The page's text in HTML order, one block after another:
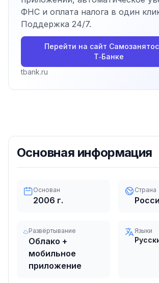
ФНС и оплата налога в один
Поддержка 24/7.
Перейти на сайт
Т‑Банке
tbank.ru
Основная информация
Основан
2006 г.
Страна
Развёртывание
Облако +
мобильное
приложение
Языки